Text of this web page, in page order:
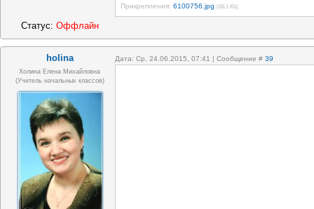
Прикрепления: 6100756.jpg (68.1 Kb)
Статус: Оффлайн
holina Дата: Ср, 24.06.2015, 07:41 | Сообщение # 39
Холина Елена Михайловна
(учитель начальных классов)